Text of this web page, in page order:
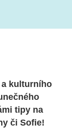
kulturního
tipy na
či Sofie!